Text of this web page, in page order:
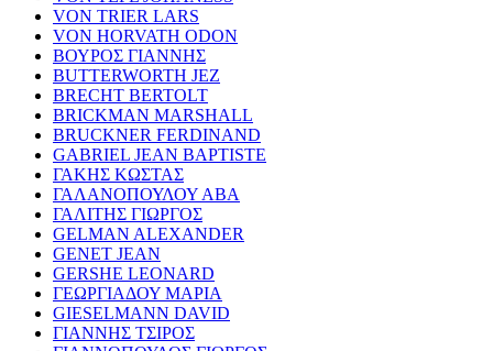
VON TRIER LARS
VON HORVATH ODON
ΒΟΥΡΟΣ ΓΙΑΝΝΗΣ
BUTTERWORTH JEZ
BRECHT BERTOLT
BRICKMAN MARSHALL
BRUCKNER FERDINAND
GABRIEL JEAN BAPTISTE
ΓΑΚΗΣ ΚΩΣΤΑΣ
ΓΑΛΑΝΟΠΟΥΛΟΥ ΑΒΑ
ΓΑΛΙΤΗΣ ΓΙΩΡΓΟΣ
GELMAN ALEXANDER
GENET JEAN
GERSHE LEONARD
ΓΕΩΡΓΙΑΔΟΥ ΜΑΡΙΑ
GIESELMANN DAVID
ΓΙΑΝΝΗΣ ΤΣΙΡΟΣ